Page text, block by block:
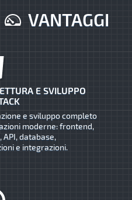
JQuery
VANTAGGI
E SVILUPPO
e sviluppo completo
moderne: frontend,
API, database,
e integrazioni.